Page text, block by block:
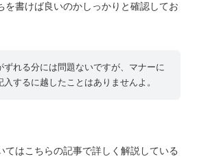
を書けば良いのかしっかりと確認してお
ずれる分には問題ないですが、マナーに
入するに越したことはありませんよ。
てはこちらの記事で詳しく解説している